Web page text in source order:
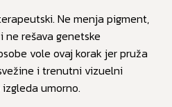
Ne menja pigment,
rešava genetske
vole ovaj korak jer pruža
i trenutni vizuelni
umorno.